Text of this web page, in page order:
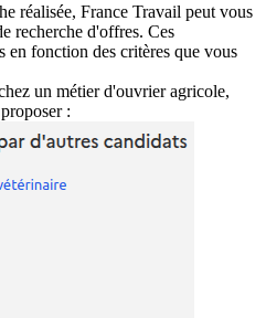
réalisée, France Travail peut vous
recherche d'offres. Ces
en fonction des critères que vous
un métier d'ouvrier agricole,
: